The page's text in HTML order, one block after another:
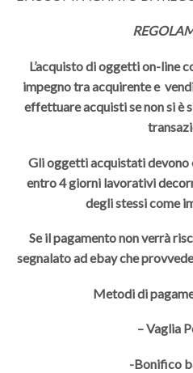
L’acquisto di oggetti on-line
impegno tra acquirente e
effettuare acquisti se non si è
Gli oggetti acquistati devono
entro 4 giorni lavorativi
degli stessi come
Se il pagamento non verrà
segnalato ad ebay che
Metodi di
– Vaglia
-Bonifico